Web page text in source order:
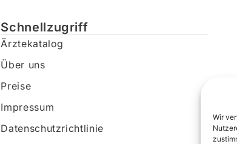
Wir
Schnellzugriff
Ärztekatalog
Über uns
Preise
Impressum
Datenschutzrichtlinie